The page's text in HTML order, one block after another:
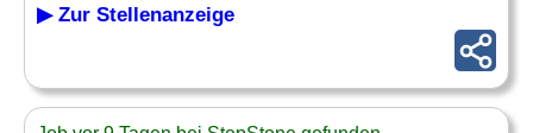
▶ Zur Stellenanzeige